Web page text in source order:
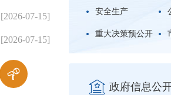
[2026-07-15]
[2026-07-15]

安全生产
重大决策预公开
 政府信息公